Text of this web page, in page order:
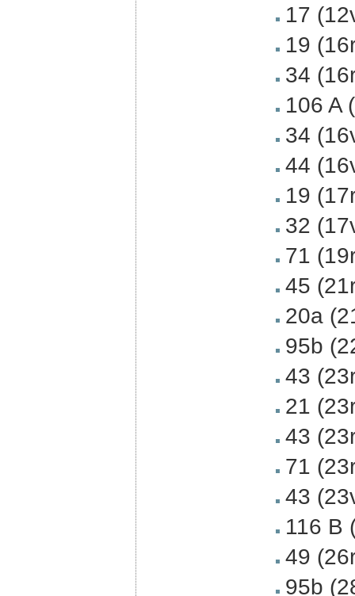
17
19
34
106 A
34
44
19
32
71
45
20a
95b
43
21
43
71
43
116 B
49
95b